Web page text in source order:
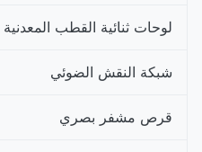
لوحات ثنائية القطب المعدنية
شبكة النقش الضوئي
قرص مشفر بصري